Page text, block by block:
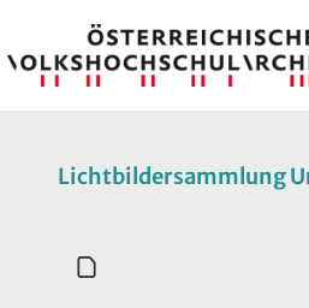
Lichtbildersammlung